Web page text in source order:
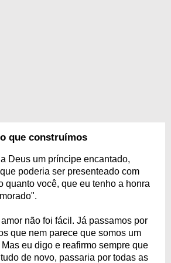
que construímos
Deus um príncipe encantado,
poderia ser presenteado com
quanto você, que eu tenho a honra
não foi fácil. Já passamos por
que nem parece que somos um
eu digo e reafirmo sempre que
de novo, passaria por todas as